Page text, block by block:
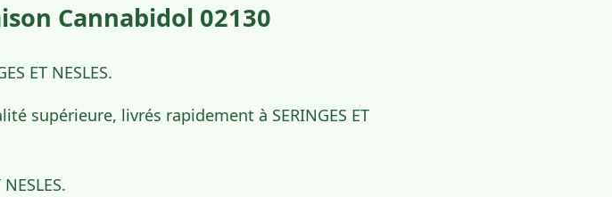
Cannabidol 02130
ET NESLES.
supérieure, livrés rapidement à SERINGES ET